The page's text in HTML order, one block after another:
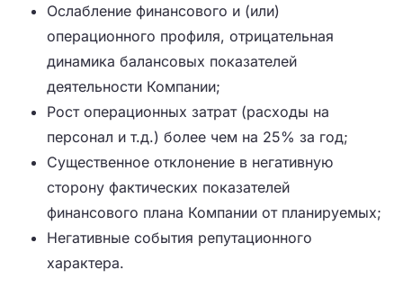
Ослабление финансового и (или)
операционного профиля, отрицательная
динамика балансовых показателей
деятельности Компании;
Рост операционных затрат (расходы на
персонал и т.д.) более чем на 25% за год;
Существенное отклонение в негативную
сторону фактических показателей
финансового плана Компании от планируемых;
Негативные события репутационного
характера.